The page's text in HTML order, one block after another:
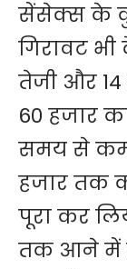
सेंसेक्स के
गिरावट
तेजी और
60 हजार
समय से कम
हजार तक
पूरा कर
तक आने में